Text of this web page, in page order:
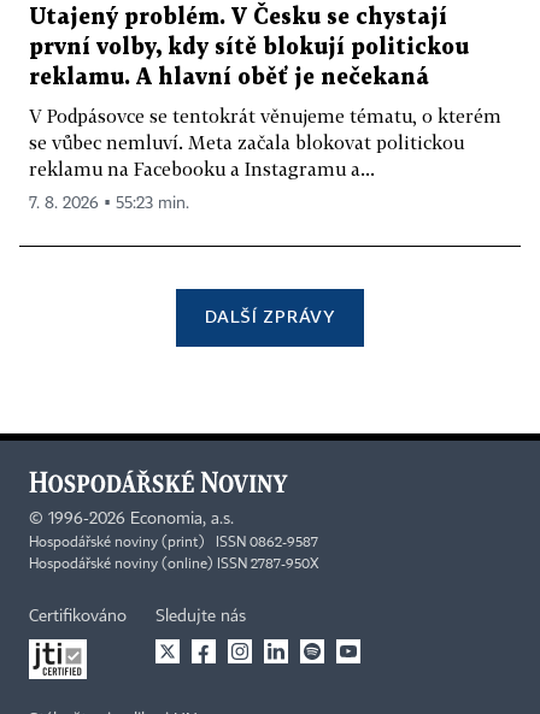
Utajený problém. V Česku se chystají
první volby, kdy sítě blokují politickou
reklamu. A hlavní oběť je nečekaná
V Podpásovce se tentokrát věnujeme tématu, o kterém
se vůbec nemluví. Meta začala blokovat politickou
reklamu na Facebooku a Instagramu a...
7. 8. 2026 ▪ 55:23 min.
DALŠÍ ZPRÁVY
© 1996-2026 Economia, a.s.
Hospodářské noviny (print) ISSN 0862-9587
Hospodářské noviny (online) ISSN 2787-950X
Certifikováno Sledujte nás